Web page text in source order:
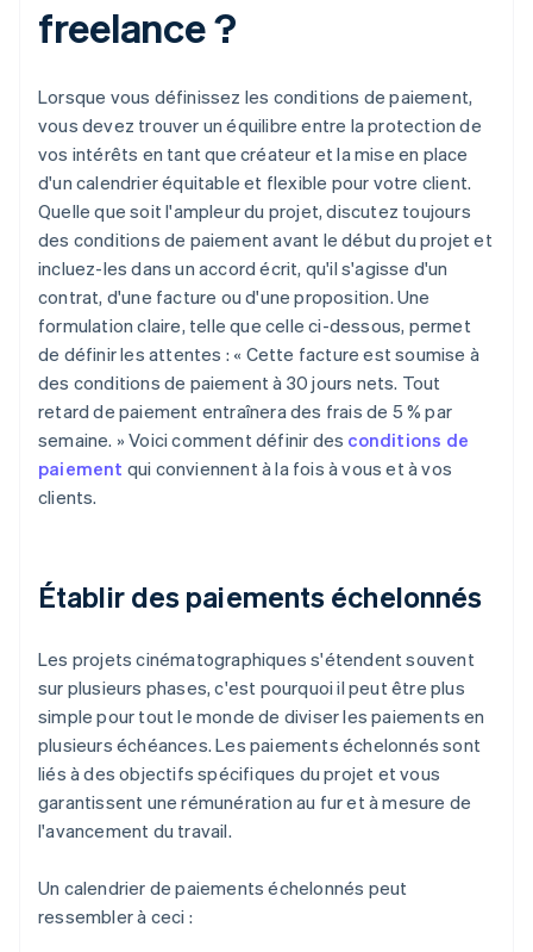
freelance ?
Lorsque vous définissez les conditions de paiement,
vous devez trouver un équilibre entre la protection de
vos intérêts en tant que créateur et la mise en place
d'un calendrier équitable et flexible pour votre client.
Quelle que soit l'ampleur du projet, discutez toujours
des conditions de paiement avant le début du projet et
incluez-les dans un accord écrit, qu'il s'agisse d'un
contrat, d'une facture ou d'une proposition. Une
formulation claire, telle que celle ci-dessous, permet
de définir les attentes : « Cette facture est soumise à
des conditions de paiement à 30 jours nets. Tout
retard de paiement entraînera des frais de 5 % par
semaine. » Voici comment définir des conditions de
paiement qui conviennent à la fois à vous et à vos
clients.
Établir des paiements échelonnés
Les projets cinématographiques s'étendent souvent
sur plusieurs phases, c'est pourquoi il peut être plus
simple pour tout le monde de diviser les paiements en
plusieurs échéances. Les paiements échelonnés sont
liés à des objectifs spécifiques du projet et vous
garantissent une rémunération au fur et à mesure de
l'avancement du travail.
Un calendrier de paiements échelonnés peut
ressembler à ceci :